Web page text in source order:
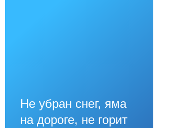
Не убран снег, яма
на дороге, не горит